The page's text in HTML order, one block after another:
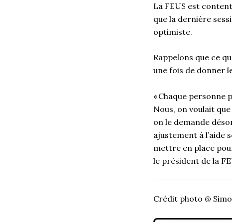
La FEUS est
que la dernière
optimiste.
Rappelons que ce
une fois de donner
« Chaque personne
Nous, on voulait
on le demande
ajustement à l’aide
mettre en place
le président de la
Crédit photo @